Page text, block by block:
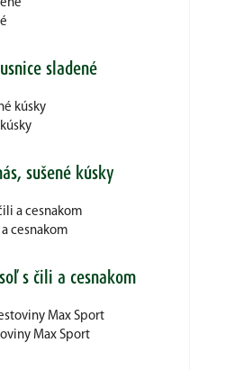
sladené
sušené kúsky
cesnakom
s čili a cesnakom
Max Sport